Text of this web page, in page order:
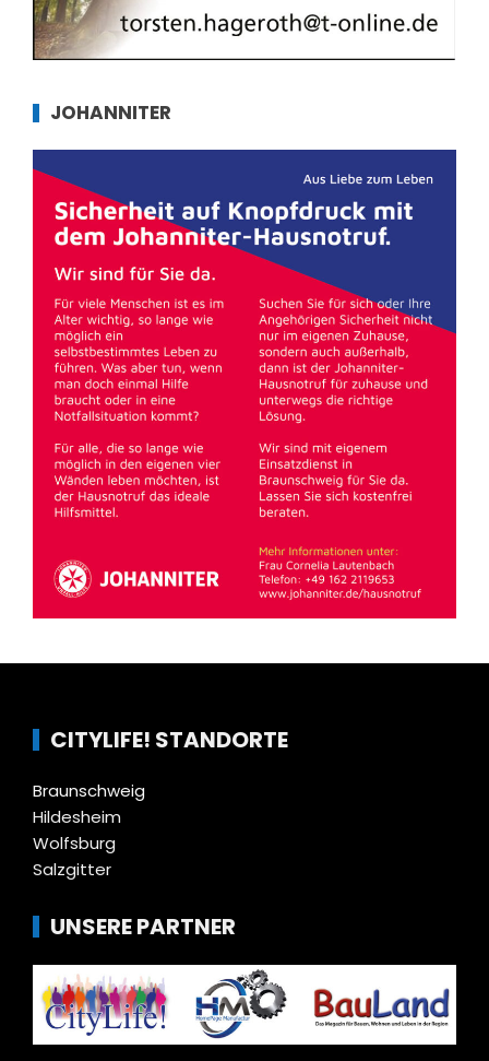
JOHANNITER
CITYLIFE! STANDORTE
Braunschweig
Hildesheim
Wolfsburg
Salzgitter
UNSERE PARTNER